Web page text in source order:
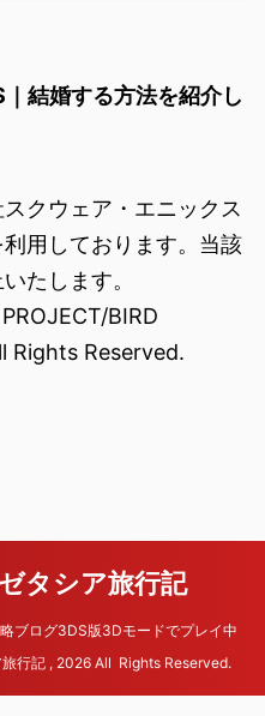
｜結婚する方法を紹介し
クウェア・エニックス
用しております。当該
たします。
BIRD
Rights Reserved.
タシア旅行記
ブログ3DS版3Dモードでプレイ中
行記 , 2026 All Rights Reserved.